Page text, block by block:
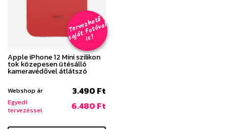
T
er
v
e
z
h
e
t
ő
s
aj
á
t
f
o
t
ó
v
al
i
s
!
Apple iPhone 12 Mini szilikon
tok közepesen ütésálló
kameravédővel átlátszó
Webshop ár 3.490 Ft
Egyedi
tervezéssel
6.480 Ft